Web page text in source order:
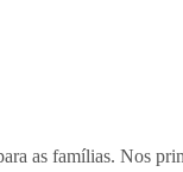
as famílias. Nos